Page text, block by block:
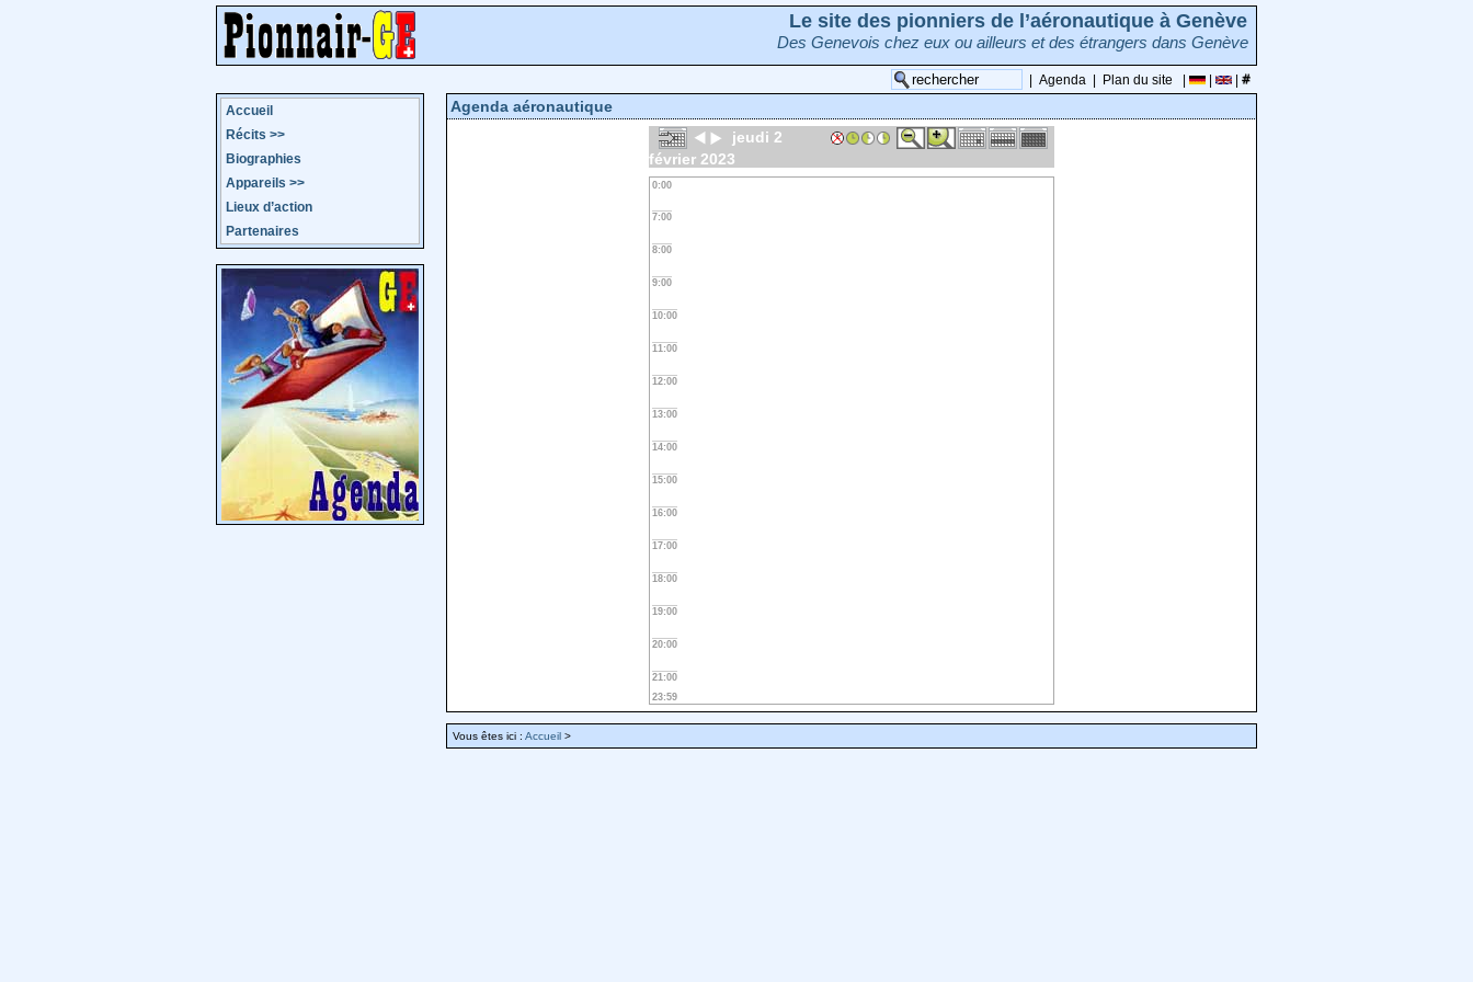
Le site des pionniers de l’aéronautique à Genève
Des Genevois chez eux ou ailleurs et des étrangers dans Genève
Agenda Plan du site
Accueil
Récits >>
Biographies
Appareils >>
Lieux d’action
Partenaires
Agenda aéronautique
jeudi 2
février 2023
0:00
7:00
8:00
9:00
10:00
11:00
12:00
13:00
14:00
15:00
16:00
17:00
18:00
19:00
20:00
21:00
23:59
Vous êtes ici : Accueil >